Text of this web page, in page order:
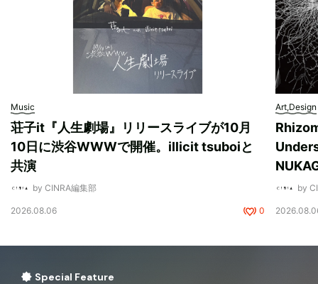
Music
荘子it『人生劇場』リリースライブが10月
10日に渋谷WWWで開催。illicit tsuboiと
共演
by CINRA編集部
2026.08.06 0
Art,Design
by
Special Feature